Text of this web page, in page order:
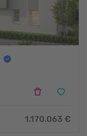
1.170.063 €